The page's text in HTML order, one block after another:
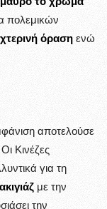
πολεμικών
όραση ενώ
αποτελούσε
Κινέζες
για τη
με την
την